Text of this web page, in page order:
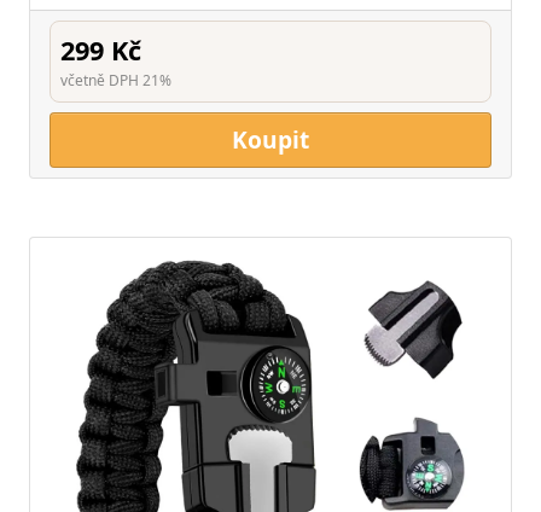
299 Kč
včetně DPH 21%
Koupit